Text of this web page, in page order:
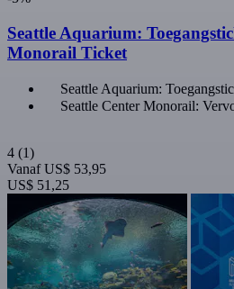
Seattle Aquarium:
Monorail Ticket
Seattle Aquarium:
Seattle Center Monorail:
4 (1)
Vanaf US$ 53,95
US$ 51,25